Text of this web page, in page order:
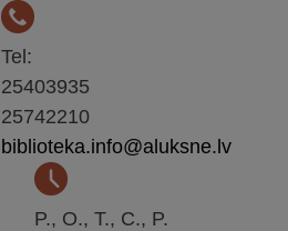
Tel:
25403935
25742210
biblioteka.info@aluksne.lv
P., O., T., C., P.